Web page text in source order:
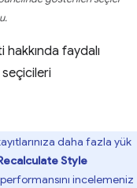
faydalı
daha fazla yük
Style
incelemeniz